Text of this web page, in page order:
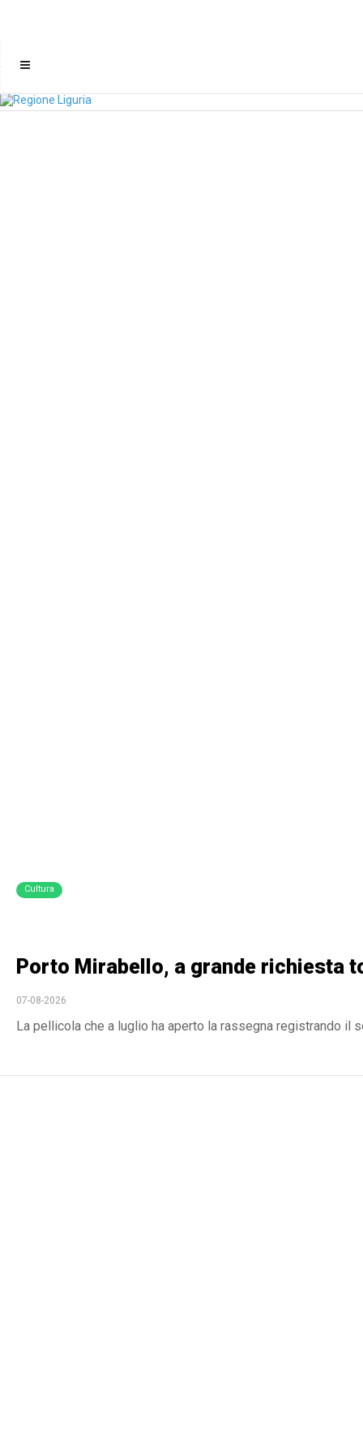
Cultura
Porto Mirabello, a grande richiesta
07-08-2026
La pellicola che a luglio ha aperto la rassegna registrando il